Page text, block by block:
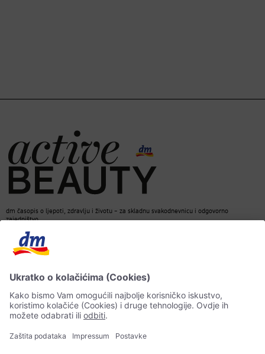
dm časopis o ljepoti, zdravlju i životu – za skladnu svakodnevnicu i odgovorno
zajedništvo.